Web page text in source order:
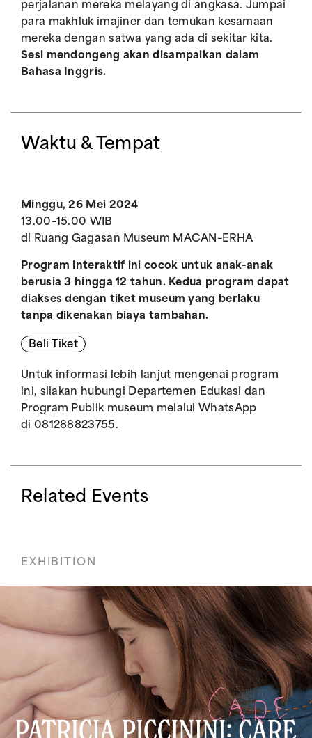
perjalanan mereka melayang di angkasa. Jumpai
para makhluk imajiner dan temukan kesamaan
mereka dengan satwa yang ada di sekitar kita.
Sesi mendongeng akan disampaikan dalam
Bahasa Inggris.
Waktu & Tempat
Minggu, 26 Mei 2024
13.00–15.00 WIB
di Ruang Gagasan Museum MACAN–ERHA
Program interaktif ini cocok untuk anak-anak
berusia 3 hingga 12 tahun. Kedua program dapat
diakses dengan tiket museum yang berlaku
tanpa dikenakan biaya tambahan.
Beli Tiket
Untuk informasi lebih lanjut mengenai program
ini, silakan hubungi Departemen Edukasi dan
Program Publik museum melalui WhatsApp
di 081288823755.
Related Events
EXHIBITION